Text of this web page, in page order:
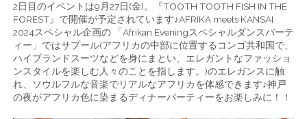
2日目のイベントは9月27日(金)。『TOOTH TOOTH FISH IN THE
FOREST』で開催が予定されています♪AFRIKA meets KANSAI
2024スペシャル企画の 「Afrikan Eveningスペシャルダンスパーテ
ィー」ではサプール(アフリカの中部に位置するコンゴ共和国で、
ハイブランドスーツなどを身にまとい、エレガントなファッショ
ンスタイルを楽しむ人々のことを指します。)のエレガンスに触
れ、ソウルフルな音楽でリアルなアフリカを体感できます♪神戸
の夜がアフリカ色に染まるディナーパーティーをお楽しみに！！